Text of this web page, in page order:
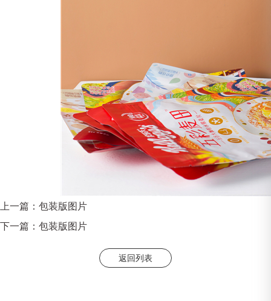
上一篇： 包装版图片
下一篇： 包装版图片
返回列表